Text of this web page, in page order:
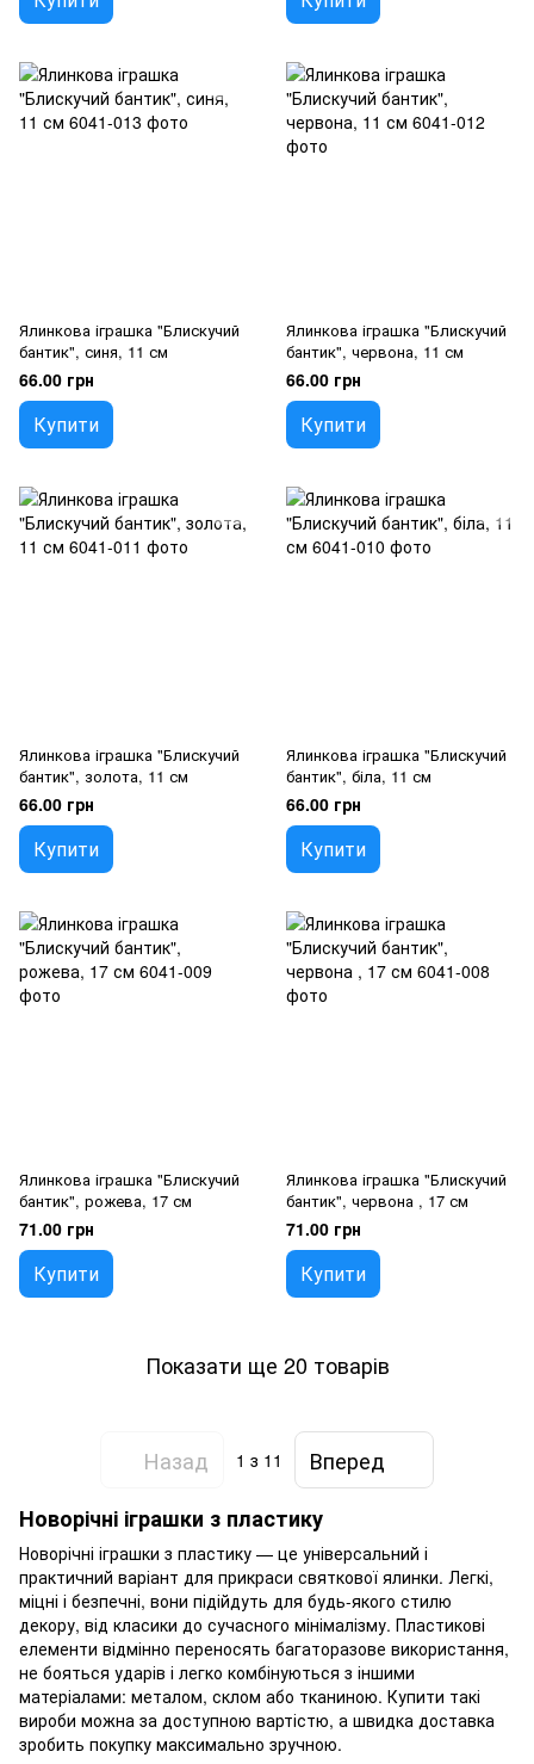
Ялинкова іграшка "Блискучий
бантик", синя, 11 см
66.00 грн
Купити
Ялинкова іграшка "Блискучий
бантик", червона, 11 см
66.00 грн
Купити
Ялинкова іграшка "Блискучий
бантик", золота, 11 см
66.00 грн
Купити
Ялинкова іграшка "Блискучий
бантик", біла, 11 см
66.00 грн
Купити
Ялинкова іграшка "Блискучий
бантик", рожева, 17 см
71.00 грн
Купити
Ялинкова іграшка "Блискучий
бантик", червона , 17 см
71.00 грн
Купити
Показати ще 20 товарів
Назад 1 з 11
Вперед
Новорічні іграшки з пластику
Новорічні іграшки з пластику — це універсальний і
практичний варіант для прикраси святкової ялинки. Легкі,
міцні і безпечні, вони підійдуть для будь-якого стилю
декору, від класики до сучасного мінімалізму. Пластикові
елементи відмінно переносять багаторазове використання,
не бояться ударів і легко комбінуються з іншими
матеріалами: металом, склом або тканиною. Купити такі
вироби можна за доступною вартістю, а швидка доставка
зробить покупку максимально зручною.